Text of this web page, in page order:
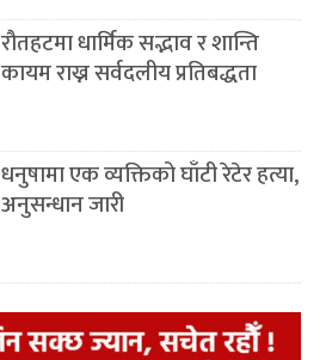
रौतहटमा धार्मिक सद्भाव र शान्ति
कायम राख्न सर्वदलीय प्रतिबद्धता
धनुषामा एक व्यक्तिको घाँटी रेटेर हत्या,
अनुसन्धान जारी